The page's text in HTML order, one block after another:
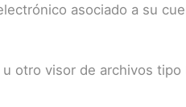
asociado a su
otro visor de archivos tipo